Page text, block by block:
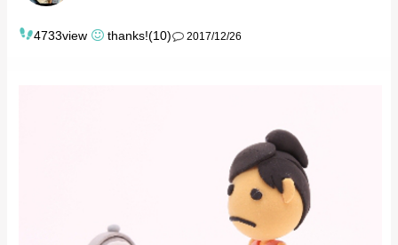
4733view thanks!(10) 2017/12/26